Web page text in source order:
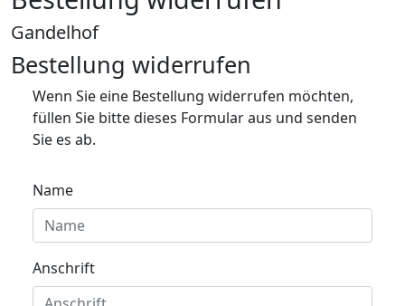
Gandelhof
Bestellung widerrufen
Wenn Sie eine Bestellung widerrufen möchten,
füllen Sie bitte dieses Formular aus und senden
Sie es ab.
Name
Anschrift